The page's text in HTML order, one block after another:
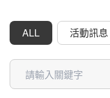
ALL 活動訊息
關鍵字